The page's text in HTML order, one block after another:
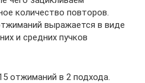
количество повторов.
выражается в виде
и средних пучков
отжиманий в 2 подхода.